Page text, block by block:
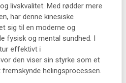
livskvalitet. Med rødder mere
har denne kinesiske
sig til en moderne og
fysisk og mental sundhed. I
effektivt i
den viser sin styrke som et
helingsprocessen.